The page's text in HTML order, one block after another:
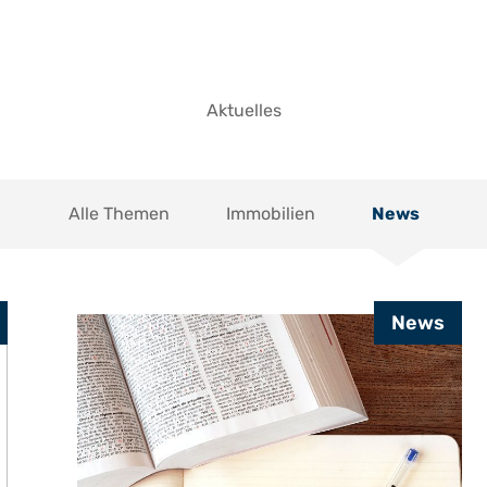
Aktuelles
Alle Themen Immobilien News
News